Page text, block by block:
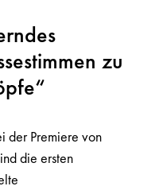
zu
der Premiere von
die ersten